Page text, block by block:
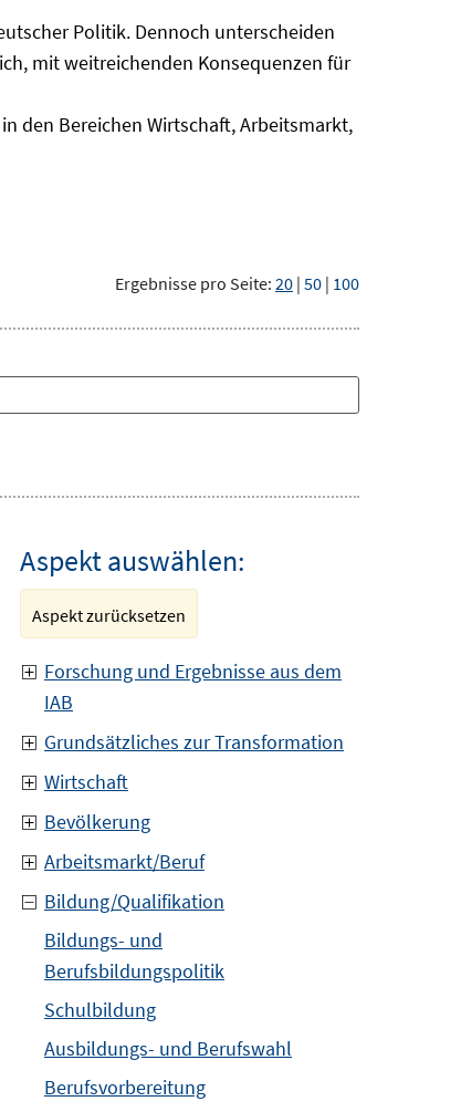
Politik. Dennoch unterscheiden
mit weitreichenden Konsequenzen für
den Bereichen Wirtschaft, Arbeitsmarkt,
Ergebnisse pro Seite: 20 | 50 | 100
Aspekt auswählen:
Aspekt zurücksetzen
Forschung und Ergebnisse aus dem
IAB
Grundsätzliches zur Transformation
Wirtschaft
Bevölkerung
Arbeitsmarkt/Beruf
Bildung/Qualifikation
Bildungs- und
Berufsbildungspolitik
Schulbildung
Ausbildungs- und Berufswahl
Berufsvorbereitung